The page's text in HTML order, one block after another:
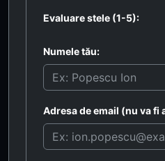
Evaluare stele (1-5):
Numele tău:
Adresa de email (nu va fi